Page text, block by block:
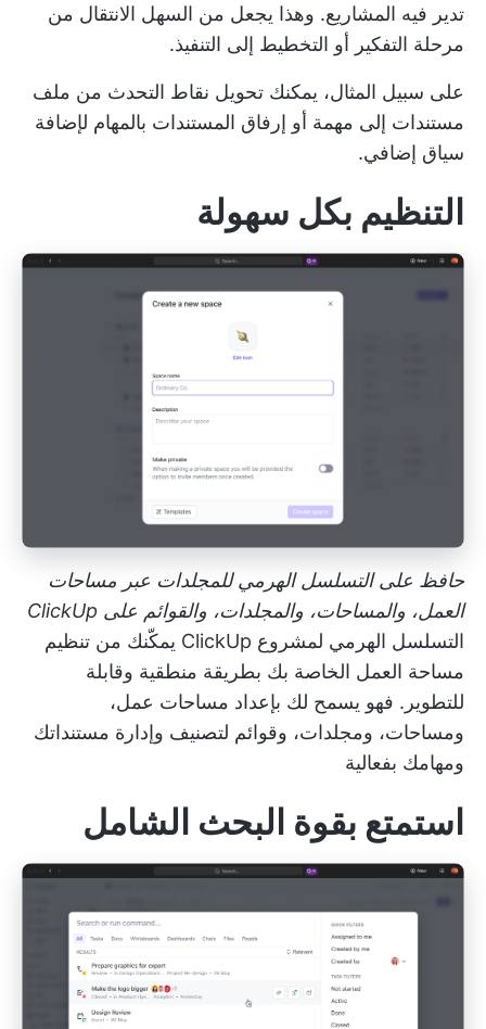
تدير فيه المشاريع. وهذا يجعل من السهل الانتقال من
مرحلة التفكير أو التخطيط إلى التنفيذ.
على سبيل المثال، يمكنك تحويل نقاط التحدث من ملف
مستندات إلى مهمة أو إرفاق المستندات بالمهام لإضافة
سياق إضافي.
التنظيم بكل سهولة
حافظ على التسلسل الهرمي للمجلدات عبر مساحات
العمل، والمساحات، والمجلدات، والقوائم على ClickUp
التسلسل الهرمي لمشروع ClickUp
يمكّنك من تنظيم
مساحة العمل الخاصة بك بطريقة منطقية وقابلة
للتطوير. فهو يسمح لك بإعداد مساحات عمل،
ومساحات، ومجلدات، وقوائم لتصنيف وإدارة مستنداتك
ومهامك بفعالية
استمتع بقوة البحث الشامل